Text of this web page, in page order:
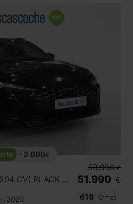
- 2.000€
AVANT TDI 150 KW (204 CV) BLACK LINE
2025
53.990 €
51.990 €
618
€/mes